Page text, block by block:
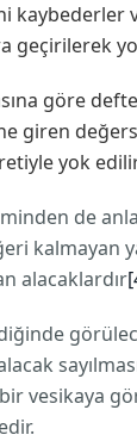
kaybederler
geçirilerek
göre
giren
yok
de
kalmayan
alacaklardır
vesikaya